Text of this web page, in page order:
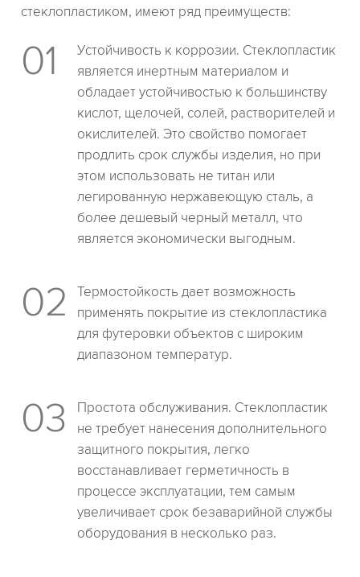
стеклопластиком, имеют ряд преимуществ:
Устойчивость к коррозии. Стеклопластик
является инертным материалом и
обладает устойчивостью к большинству
кислот, щелочей, солей, растворителей и
окислителей. Это свойство помогает
продлить срок службы изделия, но при
этом использовать не титан или
легированную нержавеющую сталь, а
более дешевый черный металл, что
является экономически выгодным.
Термостойкость дает возможность
применять покрытие из стеклопластика
для футеровки объектов с широким
диапазоном температур.
Простота обслуживания. Стеклопластик
не требует нанесения дополнительного
защитного покрытия, легко
восстанавливает герметичность в
процессе эксплуатации, тем самым
увеличивает срок безаварийной службы
оборудования в несколько раз.